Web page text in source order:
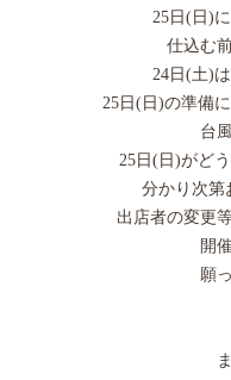
25日(日)
仕込む
24日(土)
25日(日)の準備
台
25日(日)がど
分かり次第
出店者の変更
開
願